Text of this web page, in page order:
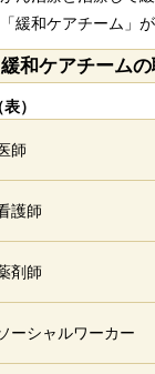
「緩和ケアチーム」
緩和ケアチーム
表）
師
護師
剤師
ーシャルワーカー